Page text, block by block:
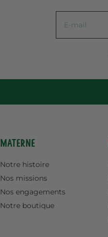
Materne
Notre histoire
Nos missions
Nos engagements
Notre boutique